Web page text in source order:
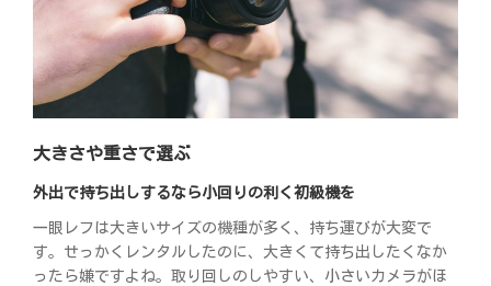
大きさや重さで選ぶ
外出で持ち出しするなら小回りの利く初級機を
一眼レフは大きいサイズの機種が多く、持ち運びが大変で
す。せっかくレンタルしたのに、大きくて持ち出したくなか
ったら嫌ですよね。取り回しのしやすい、小さいカメラがほ